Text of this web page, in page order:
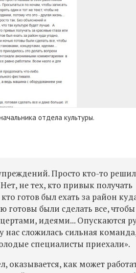
отдела культуры.
Просто кто-то
не тех, кто привык получать
готов был ехать за район
готовы были сделать все, чтобы
идеями... Опускаются
нас сложилась сильная
специалисты приехали».
оказывается, как может